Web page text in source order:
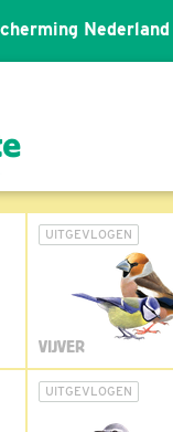
Nederland
UITGEVLOGEN
VIJVER
UITGEVLOGEN